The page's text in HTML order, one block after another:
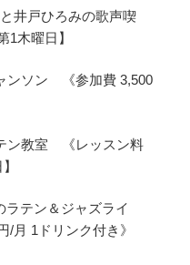
井戸ひろみの歌声喫
木曜日】
ンソン 《参加費 3,500
ン教室 《レッスン料
テン＆ジャズライ
月 1ドリンク付き》